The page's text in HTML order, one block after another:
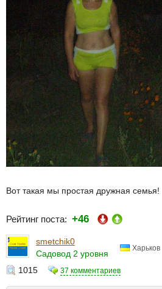
Вот такая мы простая дружная семья!
Рейтинг поста: +46
smetchik0
Садовод 2 уровня
Харьков
1015 37 комментариев